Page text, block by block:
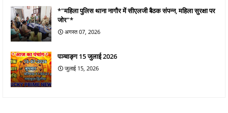
*"महिला पुलिस थाना नागौर में सीएलजी बैठक संपन्न, महिला सुरक्षा पर
जोर"*
अगस्त 07, 2026
पञ्चाङ्ग 15 जुलाई 2026
जुलाई 15, 2026